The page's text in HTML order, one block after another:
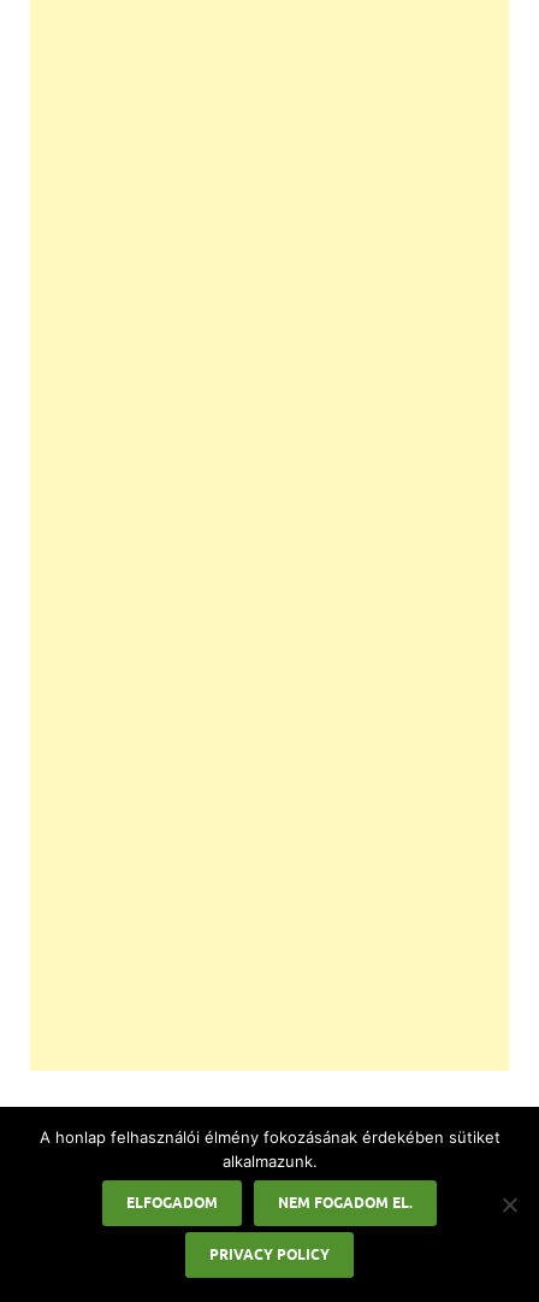
PREVIOUS ARTICLE
Advent jelentése, mi az
NEXT ARTICLE
Adventi naptár ötletek
A honlap felhasználói élmény fokozásának érdekében sütiket
alkalmazunk.
ELFOGADOM NEM FOGADOM EL.
PRIVACY POLICY